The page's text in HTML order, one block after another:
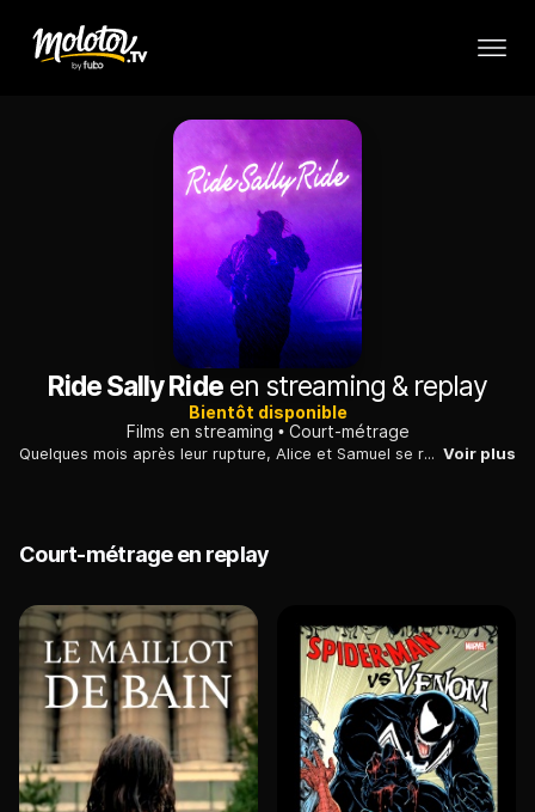
Ride Sally Rideen streaming & replay
Bientôt disponible
Films en streaming
Court-métrage
Quelques mois après leur rupture, Alice et Samuel se retrouvent sur le parking d'un restoroute pour se rendre leurs dernières affaires. Les retrouvailles sont tendues, lorsqu'un aveu inattendu vient bouleverser la donne. Entre regain amoureux et relents du passé, où les mènera cette journée ?... Voir plus
Court-métrage en replay